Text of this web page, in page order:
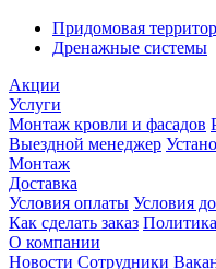
Придомовая
Дренажные системы
Акции
Услуги
Монтаж кровли и фасадов
Выездной менеджер
Монтаж
Доставка
Условия оплаты Условия
Как сделать заказ
О компании
Новости Сотрудники